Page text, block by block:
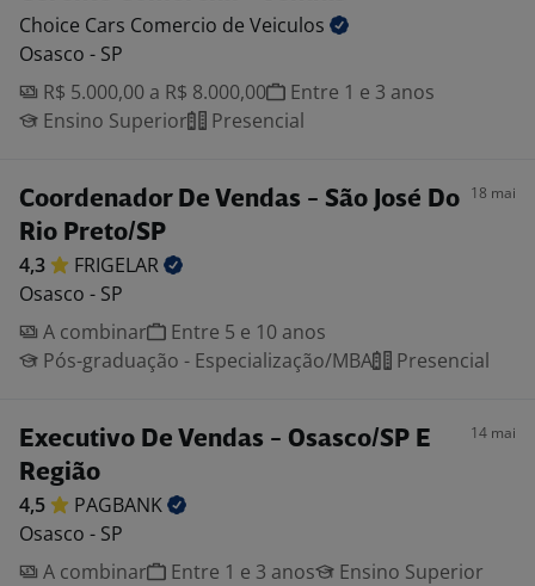
Choice Cars Comercio de Veiculos
Osasco - SP
R$ 5.000,00 a R$ 8.000,00
Entre 1 e 3 anos
Ensino Superior
Presencial
Coordenador De Vendas - São José Do
Rio Preto/SP
18 mai
4,3
FRIGELAR
Osasco - SP
A combinar
Entre 5 e 10 anos
Pós-graduação - Especialização/MBA
Presencial
Executivo De Vendas - Osasco/SP E
Região
14 mai
4,5
PAGBANK
Osasco - SP
A combinar
Entre 1 e 3 anos
Ensino Superior